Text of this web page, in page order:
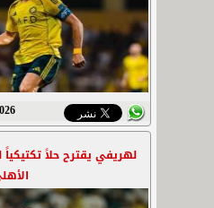
23/
لهريفي يقترح حلاً